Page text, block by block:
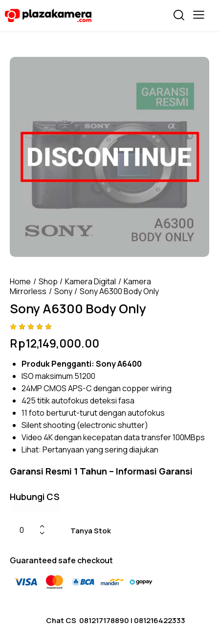
Home Shop Kamera Digital
Kamera
Mirrorless
Sony Sony A6300 Body Only
Sony A6300 Body Only
4.75 out
of 5
on
er
ratings
Rp12,149,000.00
Produk Pengganti: Sony A6400
ISO maksimum 51200
24MP CMOS APS-C dengan copper wiring
425 titik autofokus deteksi fasa
11 foto berturut-turut dengan autofokus
Silent shooting (electronic shutter)
Video 4K dengan kecepatan data transfer 100MBps
Lihat: Pertanyaan yang sering diajukan
Garansi Resmi 1 Tahun – Informasi Garansi
Hubungi CS
Tanya Stok
Guaranteed safe checkout
Chat CS 081217178890 | 081216422333